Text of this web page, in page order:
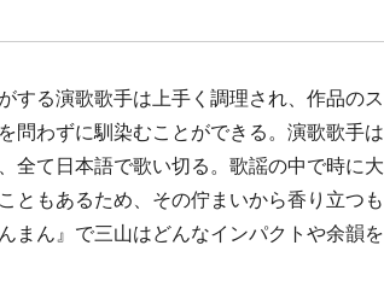
る演歌歌手は上手く調理され、作品のス
問わずに馴染むことができる。演歌歌手は
全て日本語で歌い切る。歌謡の中で時に大
ともあるため、その佇まいから香り立つも
まん』で三山はどんなインパクトや余韻を